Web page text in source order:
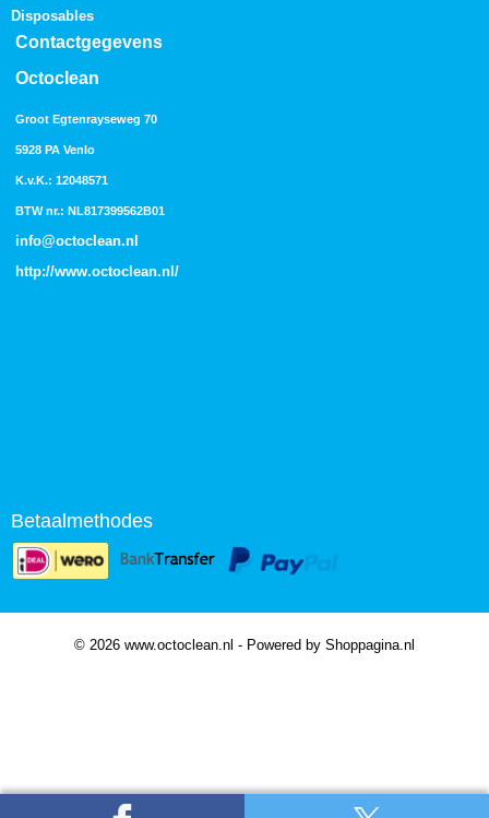
Disposables
Contactgegevens
Octoclean
Groot Egtenrayseweg 70
5928 PA Venlo
K.v.K.: 12048571
BTW nr.: NL817399562B01
info@octoclean.nl
http://www.octoclean.nl /
Betaalmethodes
© 2026 www.octoclean.nl - Powered by Shoppagina.nl